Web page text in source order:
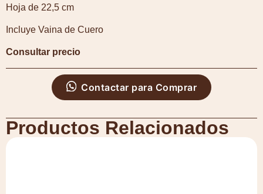
Hoja de 22,5 cm
Incluye Vaina de Cuero
Consultar precio
Contactar para Comprar
Productos Relacionados